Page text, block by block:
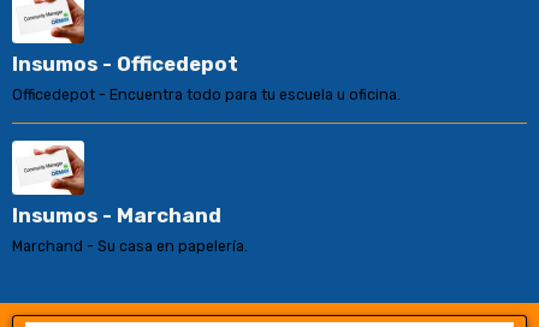
Insumos - Officedepot
Officedepot - Encuentra todo para tu escuela u oficina.
Insumos - Marchand
Marchand - Su casa en papelería.